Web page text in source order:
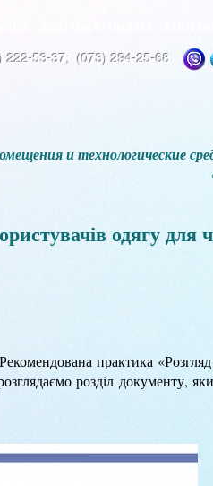
222-53-37; (073) 294-25-68
и технологические
одягу для
практика
розділ документу,